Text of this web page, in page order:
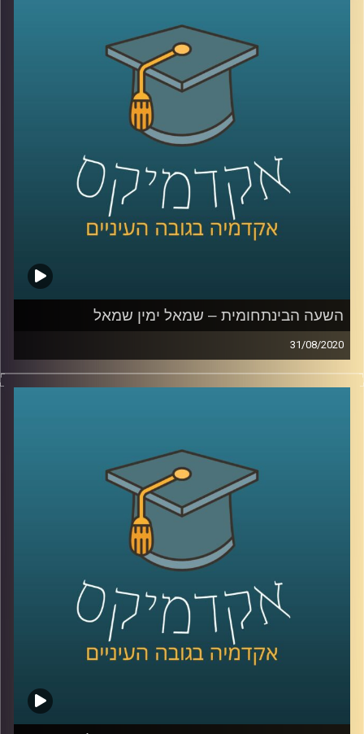
הצטרפו לשעה יחד עם ד"ר אביב גאון, חוקר
משפט וטכנולוגיה מביה"ס רדזינר למשפטים
מאוניברסיטת רייכמן, בה הוא יסביר על היחסים
המתוחים בין שני התחומים הללו, כיצד
הרגולציה פועלת בזירה המרתקת הזו, וכיצד
מגפת הקורונה מושפעת ומשפיעה על המשפט
והטכנולוגיה.
AudioVersity
השעה הבינתחומית – שמאל ימין שמאל
31/08/2020
ממש כמו יין ויאנג, גם השמאל והימין המנוגדים
פרופ' גלעד הירשברגר, חוקר פסיכולוגיה
פוליטית מביה"ס ברוך איבצ'ר לפסיכולוגיה
באוניברסיטת רייכמן, מספר על מחקרים שונים
שמראים כי אנחנו חייבים גם ימין וגם שמאל,
ושבעצם גם כל אחד מהצדדים הפוליטיים מבין
קרדיט תמונות:AudioVersity